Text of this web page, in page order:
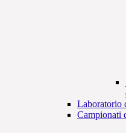
Laboratorio
Campionati